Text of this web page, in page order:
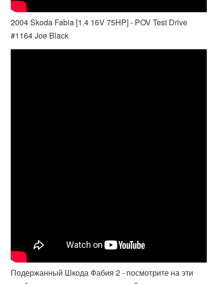
2004 Skoda Fabia [1.4 16V 75HP] - POV Test Drive
#1164 Joe Black
Подержанный Шкода Фабия 2 - посмотрите на эти